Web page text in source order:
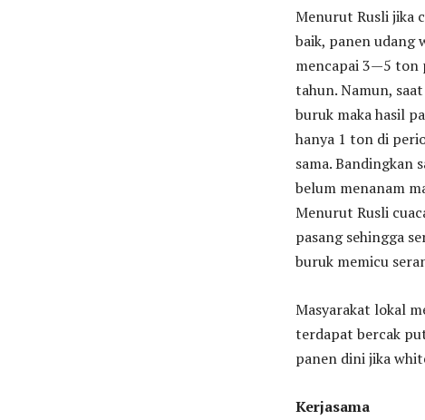
Menurut Rusli jika
baik, panen udang
mencapai 3—5 ton
tahun. Namun,
buruk maka hasil
hanya 1 ton di
sama. Bandingkan
belum menanam
Menurut Rusli
pasang sehingga
buruk memicu
Masyarakat lokal
terdapat bercak
panen dini jika
Kerjasama